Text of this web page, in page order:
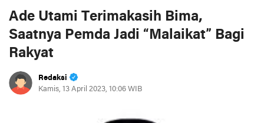
Ade Utami Terimakasih Bima,
Saatnya Pemda Jadi “Malaikat” Bagi
Rakyat
Redaksi
Kamis, 13 April 2023, 10:06 WIB